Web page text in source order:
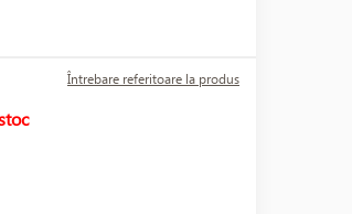
Întrebare referitoare la produs